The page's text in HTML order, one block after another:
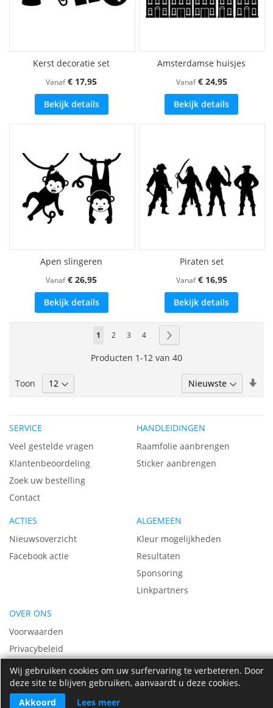
Wij gebruiken cookies om uw surfervaring te verbeteren. Door
deze site te blijven gebruiken, aanvaardt u deze cookies.
Akkoord
Lees meer
Kerst decoratie set
Vanaf € 17,95
Bekijk details
Amsterdamse huisjes
Vanaf € 24,95
Bekijk details
Apen slingeren
Vanaf € 26,95
Bekijk details
Piraten set
Vanaf € 16,95
Bekijk details
Pagina
U
lees
1 Pagina
2 Pagina
3 Pagina
4
Producten 1-12 van 40
Toon
SERVICE
Veel gestelde vragen
Klantenbeoordeling
Zoek uw bestelling
Contact
HANDLEIDINGEN
Raamfolie aanbrengen
Sticker aanbrengen
ACTIES
Nieuwsoverzicht
Facebook actie
ALGEMEEN
Kleur mogelijkheden
Resultaten
Sponsoring
Linkpartners
OVER ONS
Voorwaarden
Privacybeleid
Vacatures
Over ons
© 2009 - 2026 Raamfolie-sticker.nl